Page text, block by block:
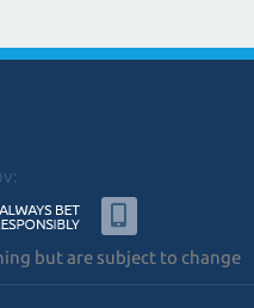
but are subject to change